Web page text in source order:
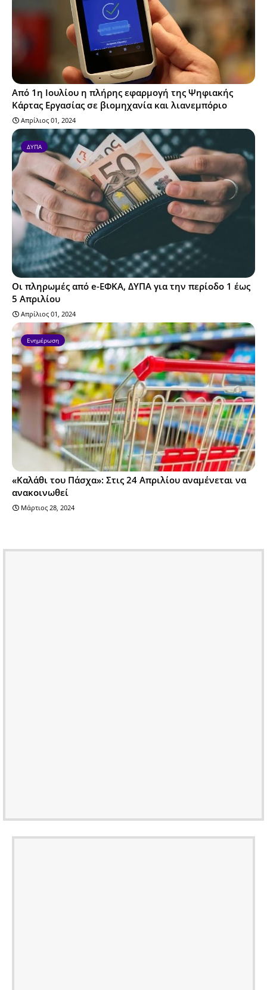
Από 1η Ιουλίου η πλήρης εφαρμογή της Ψηφιακής
Κάρτας Εργασίας σε βιομηχανία και λιανεμπόριο
Απρίλιος 01, 2024
ΔΥΠΑ
Οι πληρωμές από e-ΕΦΚΑ, ΔΥΠΑ για την περίοδο 1 έως
5 Απριλίου
Απρίλιος 01, 2024
Ενημέρωση
«Καλάθι του Πάσχα»: Στις 24 Απριλίου αναμένεται να
ανακοινωθεί
Μάρτιος 28, 2024